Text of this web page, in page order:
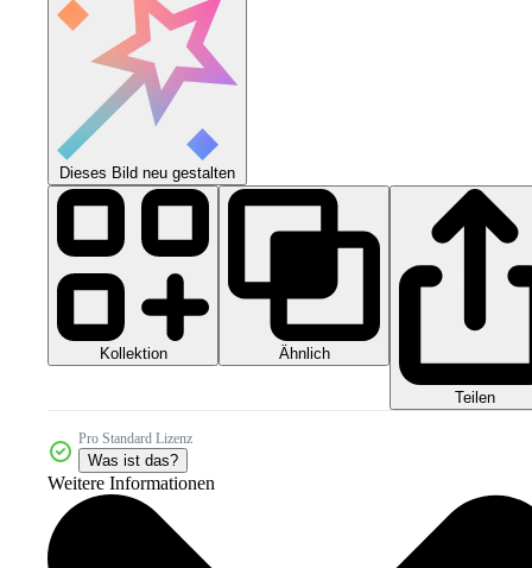
Dieses Bild neu gestalten
Kollektion Ähnlich
Teilen
Pro Standard Lizenz
Was ist das?
Weitere Informationen